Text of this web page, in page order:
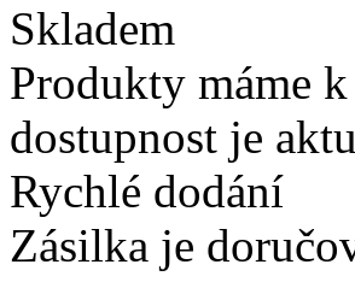
Skladem
Produkty máme
dostupnost je
Rychlé dodání
Zásilka je